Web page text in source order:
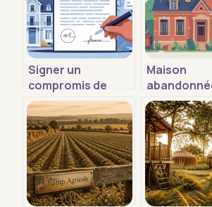
Signer un
compromis de
vente avant
l’accord de la
banque : est-ce
risqué ?
Maison
donner :
démarches
pièges à